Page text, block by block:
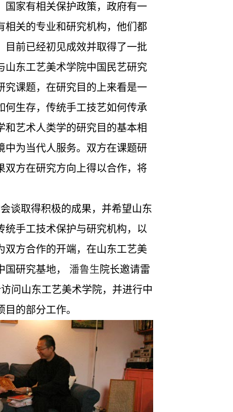
国家有相关保护政策，政府有一
相关的专业和研究机构，他们都
目前已经初见成效并取得了一批
山东工艺美术学院中国民艺研究
究课题，在研究目的上来看是一
何生存，传统手工技艺如何传承
艺术人类学的研究目的基本相
中为当代人服务。双方在课题研
双方在研究方向上得以合作，将
谈取得积极的成果，并希望山东
统手工技术保护与研究机构，以
双方合作的开端，在山东工艺美
国研究基地， 潘鲁生 院长邀请雷
问山东工艺美术学院，并进行中
的部分工作。